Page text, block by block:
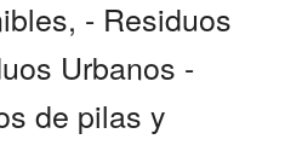
- Residuos
Urbanos -
de pilas y